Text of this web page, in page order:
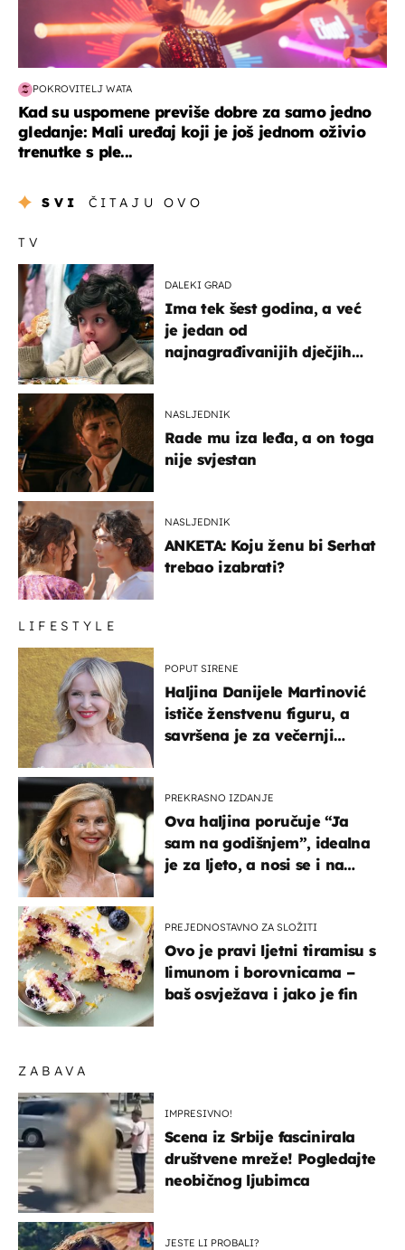
POKROVITELJ WATA
Kad su uspomene previše dobre za samo jedno
gledanje: Mali uređaj koji je još jednom oživio
trenutke s ple...
SVI ČITAJU OVO
ZABAVA
IMPRESIVNO!
Scena iz Srbije fascinirala
društvene mreže! Pogledajte
neobičnog ljubimca
JESTE LI PROBALI?
TV
DALEKI GRAD
Ima tek šest godina, a već
je jedan od
najnagrađivanijih dječjih
NASLJEDNIK
Rade mu iza leđa, a on toga
nije svjestan
NASLJEDNIK
ANKETA: Koju ženu bi Serhat
trebao izabrati?
LIFESTYLE
POPUT SIRENE
Haljina Danijele Martinović
ističe ženstvenu figuru, a
savršena je za večernji
PREKRASNO IZDANJE
Ova haljina poručuje “Ja
sam na godišnjem”, idealna
je za ljeto, a nosi se i na
PREJEDNOSTAVNO ZA SLOŽITI
Ovo je pravi ljetni tiramisu s
limunom i borovnicama –
baš osvježava i jako je fin